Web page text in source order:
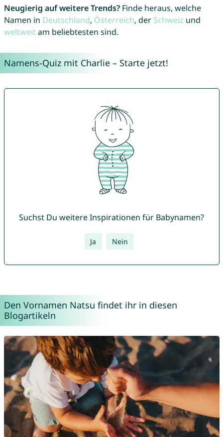
Neugierig auf weitere Trends?Finde heraus, welche
Namen in Deutschland, Österreich, der Schweiz und
weltweitam beliebtesten sind.
Namens-Quiz mit Charlie – Starte jetzt!
Suchst Du weitere Inspirationen für Babynamen?
Ja Nein
Den Vornamen Natsu findet ihr in diesen
Blogartikeln